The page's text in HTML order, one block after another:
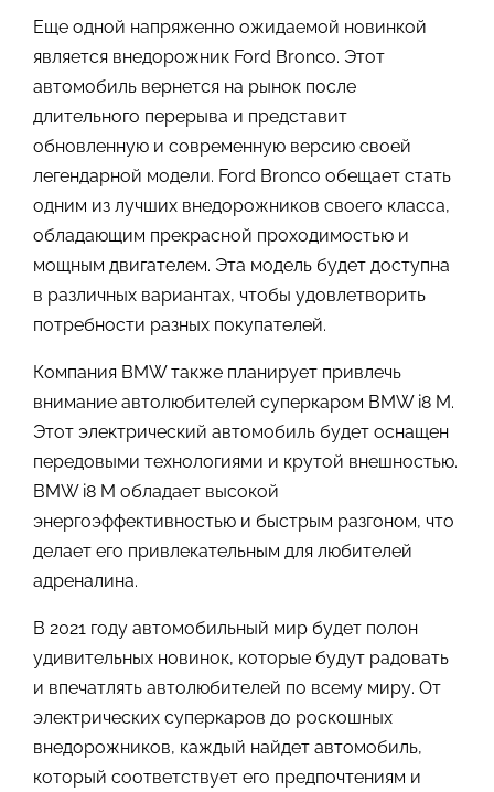
Еще одной напряженно ожидаемой новинкой
является внедорожник Ford Bronco. Этот
автомобиль вернется на рынок после
длительного перерыва и представит
обновленную и современную версию своей
легендарной модели. Ford Bronco обещает стать
одним из лучших внедорожников своего класса,
обладающим прекрасной проходимостью и
мощным двигателем. Эта модель будет доступна
в различных вариантах, чтобы удовлетворить
потребности разных покупателей.
Компания BMW также планирует привлечь
внимание автолюбителей суперкаром BMW i8 M.
Этот электрический автомобиль будет оснащен
передовыми технологиями и крутой внешностью.
BMW i8 M обладает высокой
энергоэффективностью и быстрым разгоном, что
делает его привлекательным для любителей
адреналина.
В 2021 году автомобильный мир будет полон
удивительных новинок, которые будут радовать
и впечатлять автолюбителей по всему миру. От
электрических суперкаров до роскошных
внедорожников, каждый найдет автомобиль,
который соответствует его предпочтениям и